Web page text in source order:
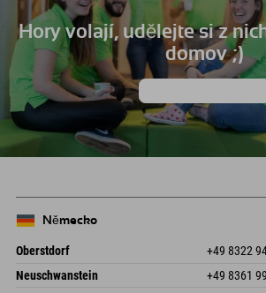
Hory volají, udělejte si z
domov ;)
Německo
Oberstdorf +49 8322
An der Breitach 3
Uložit
Neuschwanstein +49 8361